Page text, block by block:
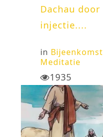
Dachau
injectie....
in
Meditatie
1935